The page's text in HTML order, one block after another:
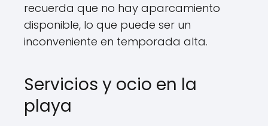
recuerda que no hay aparcamiento
disponible, lo que puede ser un
inconveniente en temporada alta.
Servicios y ocio en la
playa